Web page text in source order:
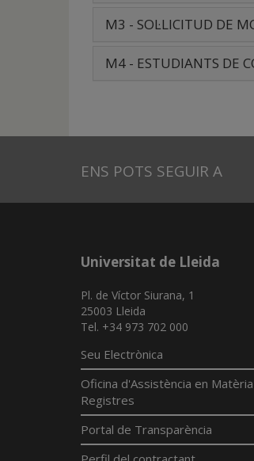
M3 - SOL·LICITUD DE
M4 - ESTUDIANTS DE
ENS POTS SEGUIR A
Universitat de Lleida
Pl. de Víctor Siurana, 1
25003 Lleida
Tel. +34 973 702 000
Seu Electrònica
Oficina d'Assistència en
Registres
Portal de Transparència